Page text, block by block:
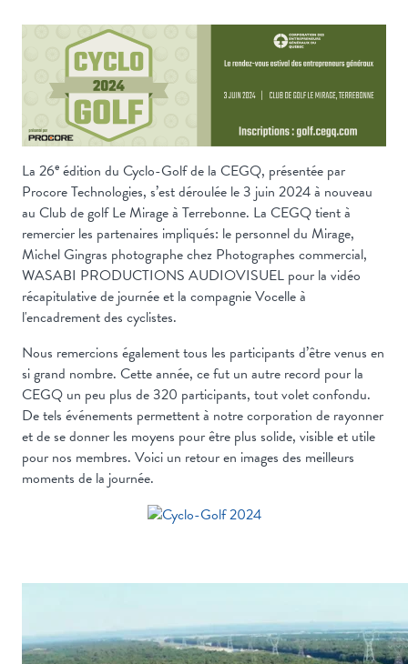
La 26eédition du Cyclo-Golf de la CEGQ, présentée par
Procore Technologies, s’est déroulée le 3 juin 2024 à nouveau
au Club de golf Le Mirage à Terrebonne. La CEGQ tient à
remercier les partenaires impliqués: le personnel du Mirage,
Michel Gingras photographe chez Photographes commercial,
WASABI PRODUCTIONS AUDIOVISUEL pour la vidéo
récapitulative de journée et la compagnie Vocelle à
l'encadrement des cyclistes.
Nous remercions également tous les participants d’être venus en
si grand nombre. Cette année, ce fut un autre record pour la
CEGQ un peu plus de 320 participants, tout volet confondu.
De tels événements permettent à notre corporation de rayonner
et de se donner les moyens pour être plus solide, visible et utile
pour nos membres. Voici un retour en images des meilleurs
moments de la journée.